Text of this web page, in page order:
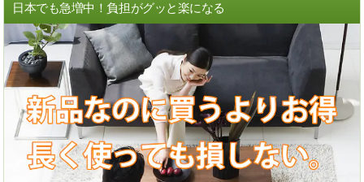
日本でも急増中！負担がグッと楽になる